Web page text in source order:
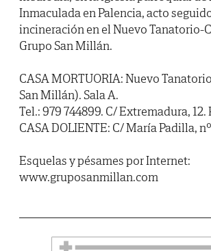
Inmaculada en Palencia, acto
incineración en el Nuevo Tanatorio-
Grupo San Millán.
CASA MORTUORIA: Nuevo
San Millán). Sala A.
Tel.: 979 744899. C/ Extremadura, 12.
CASA DOLIENTE: C/ María Padilla, nº
Esquelas y pésames por Internet:
www.gruposanmillan.com